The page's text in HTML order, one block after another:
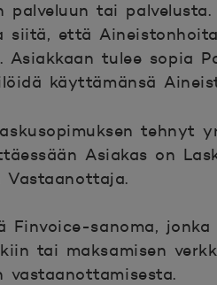
tai
siitä, että
tulee sopia
käyttämänsä
tehnyt
Asiakas on
Vastaanottaja.
Finvoice-sanoma,
tai maksamisen
vastaanottamisesta.